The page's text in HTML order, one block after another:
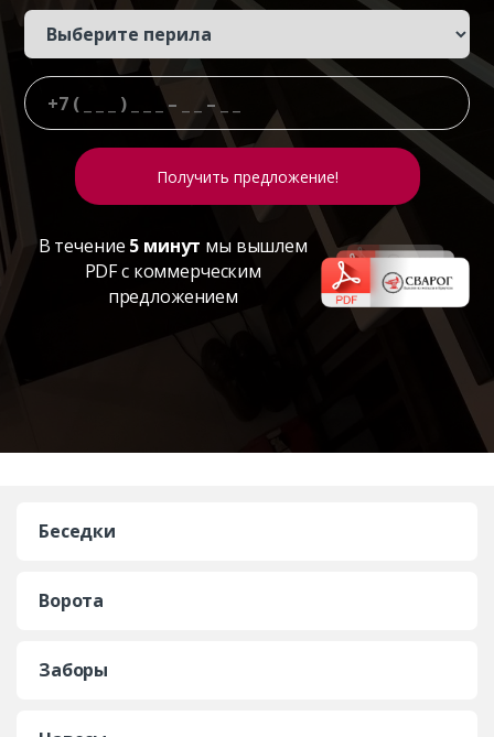
В течение 5 минут мы вышлем
PDF с коммерческим
предложением
Беседки
Ворота
Заборы